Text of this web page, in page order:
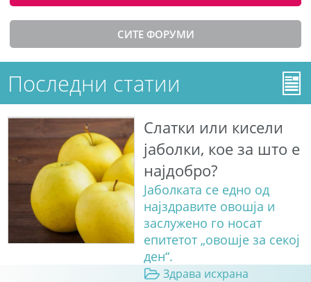
СИТЕ ФОРУМИ
Последни статии
Слатки или кисели
јаболки, кое за што е
најдобро?
Јаболката се едно од
најздравите овошја и
заслужено го носат
епитетот „овошје за секој
ден“.
Здрава исхрана